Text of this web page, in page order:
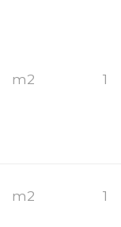
m2 1
m2 1